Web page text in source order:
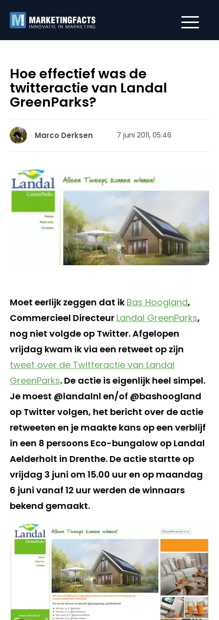
Hoe effectief was de
twitteractie van Landal
GreenParks?
Marco Derksen 7 juni 2011, 05:46
Moet eerlijk zeggen dat ik Bas Hoogland,
Commercieel Directeur Landal GreenParks,
nog niet volgde op Twitter. Afgelopen
vrijdag kwam ik via een retweet op zijn
tweet over de Twitteractie van Landal
GreenParks. De actie is eigenlijk heel simpel.
Je moest @landalnl en/of @bashoogland
op Twitter volgen, het bericht over de actie
retweeten en je maakte kans op een verblijf
in een 8 persoons Eco-bungalow op Landal
Aelderholt in Drenthe. De actie startte op
vrijdag 3 juni om 15.00 uur en op maandag
6 juni vanaf 12 uur werden de winnaars
bekend gemaakt.